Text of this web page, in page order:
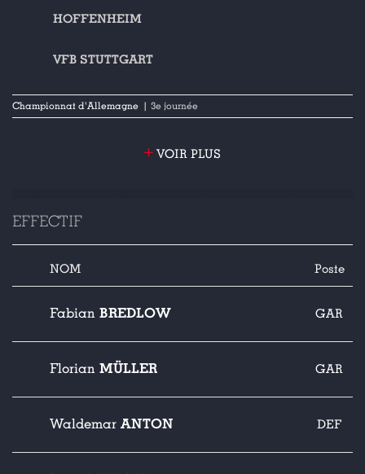
HOFFENHEIM
VFB STUTTGART
Championnat d'Allemagne | 3e journée
+ VOIR PLUS
EFFECTIF
NOM Poste
Fabian BREDLOW GAR
Florian MÜLLER GAR
Waldemar ANTON DEF